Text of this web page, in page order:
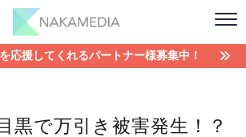
応援してくれるパートナー様募集中！
黒で万引き被害発生！？